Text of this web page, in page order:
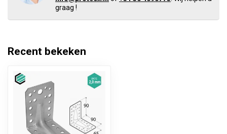
graag !
Recent bekeken